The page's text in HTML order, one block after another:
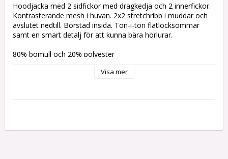
Hoodjacka med 2 sidfickor med dragkedja och 2 innerfickor.
Kontrasterande mesh i huvan. 2x2 stretchribb i muddar och
avslutet nedtill. Borstad insida. Ton-i-ton flatlocksömmar
samt en smart detalj för att kunna bära hörlurar.
80% bomull och 20% polyester
Märkning: Liten logo med slogan vänster bröst, vitt tryck
Visa mer